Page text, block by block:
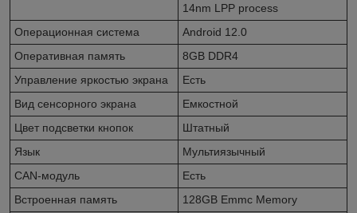
14nm LPP process
Операционная система
Android 12.0
Оперативная память
8GB DDR4
Управление яркостью экрана
Есть
Вид сенсорного экрана
Емкостной
Цвет подсветки кнопок
Штатный
Язык
Мультиязычный
CAN-модуль
Есть
Встроенная память
128GB Emmc Memory